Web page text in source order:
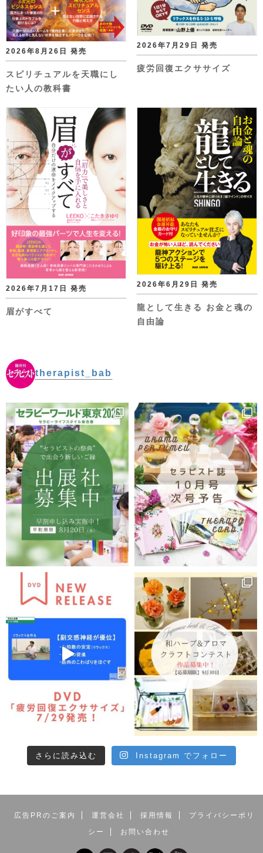
2026年8月26日 発売
スピリチュアルを天職にし
たい人の教科書
2026年7月29日 発売
疲労回復エクササイズ
2026年7月17日 発売
眉がすべて
2026年6月29日 発売
龍として生きる お金と魂の
自由論
therapist_bab
さらに読み込む Instagram でフォロー
広告PRのご案内 運営会社 採用情報
プライバシーポリ
シー
お問い合わせ